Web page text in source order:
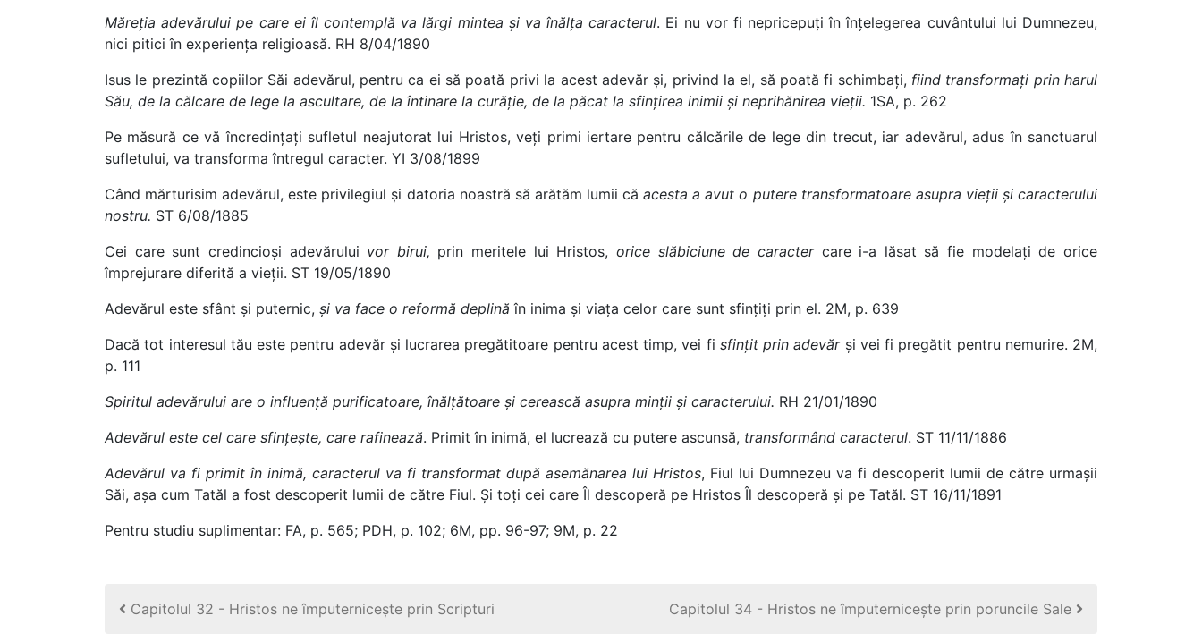
Măreția adevărului pe care ei îl contemplă va lărgi mintea și va înălța caracterul. Ei nu vor fi nepricepuți în înțelegerea cuvântului lui Dumnezeu,
nici pitici în experiența religioasă. RH 8/04/1890
Isus le prezintă copiilor Săi adevărul, pentru ca ei să poată privi la acest adevăr și, privind la el, să poată fi schimbați, fiind transformați prin harul
Său, de la călcare de lege la ascultare, de la întinare la curăție, de la păcat la sfințirea inimii și neprihănirea vieții. 1SA, p. 262
Pe măsură ce vă încredințați sufletul neajutorat lui Hristos, veți primi iertare pentru călcările de lege din trecut, iar adevărul, adus în sanctuarul
sufletului, va transforma întregul caracter. YI 3/08/1899
Când mărturisim adevărul, este privilegiul și datoria noastră să arătăm lumii căacesta a avut o putere transformatoare asupra vieții și caracterului
nostru. ST 6/08/1885
Cei care sunt credincioși adevărului vor birui, prin meritele lui Hristos, orice slăbiciune de caractercare i-a lăsat să fie modelați de orice
împrejurare diferită a vieții. ST 19/05/1890
Adevărul este sfânt și puternic, și va face o reformă deplină în inima și viața celor care sunt sfințiți prin el. 2M, p. 639
Dacă tot interesul tău este pentru adevăr și lucrarea pregătitoare pentru acest timp, vei fi sfințit prin adevărși vei fi pregătit pentru nemurire. 2M,
p. 111
Spiritul adevărului are o influență purificatoare, înălțătoare și cerească asupra minții și caracterului. RH 21/01/1890
Adevărul este cel care sfințește, care rafinează. Primit în inimă, el lucrează cu putere ascunsă, transformând caracterul. ST 11/11/1886
Adevărul va fi primit în inimă, caracterul va fi transformat după asemănarea lui Hristos, Fiul lui Dumnezeu va fi descoperit lumii de către urmașii
Săi, așa cum Tatăl a fost descoperit lumii de către Fiul. Și toți cei care Îl descoperă pe Hristos Îl descoperă și pe Tatăl. ST 16/11/1891
Pentru studiu suplimentar: FA, p. 565; PDH, p. 102; 6M, pp. 96-97; 9M, p. 22
Capitolul 32 - Hristos ne împuternicește prin Scripturi Capitolul 34 - Hristos ne împuternicește prin poruncile Sale